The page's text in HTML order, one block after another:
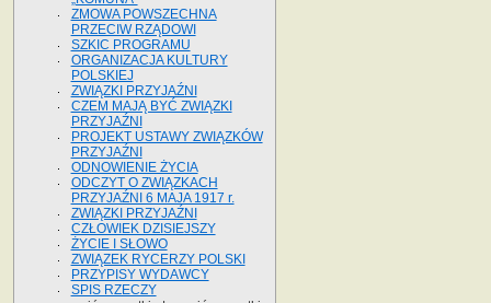
ZMOWA POWSZECHNA
PRZECIW RZĄDOWI
SZKIC PROGRAMU
ORGANIZACJA KULTURY
POLSKIEJ
ZWIĄZKI PRZYJAŹNI
CZEM MAJĄ BYĆ ZWIĄZKI
PRZYJAŹNI
PROJEKT USTAWY ZWIĄZKÓW
PRZYJAŹNI
ODNOWIENIE ŻYCIA
ODCZYT O ZWIĄZKACH
PRZYJAŹNI 6 MAJA 1917 r.
ZWIĄZKI PRZYJAŹNI
CZŁOWIEK DZISIEJSZY
ŻYCIE I SŁOWO
ZWIĄZEK RYCERZY POLSKI
PRZYPISY WYDAWCY
SPIS RZECZY